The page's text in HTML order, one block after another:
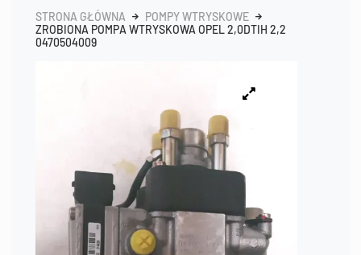
STRONA GŁÓWNA
POMPY WTRYSKOWE
ZROBIONA POMPA WTRYSKOWA OPEL 2,0DTIH 2,2
0470504009